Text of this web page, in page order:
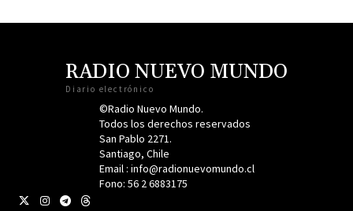
RADIO NUEVO MUNDO
Diario electrónico
©Radio Nuevo Mundo.
Todos los derechos reservados
San Pablo 2271.
Santiago, Chile
Email : info@radionuevomundo.cl
Fono: 56 2 6883175